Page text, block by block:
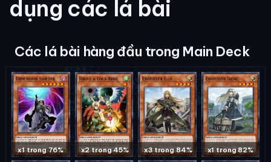
dụng các lá bài
Các lá bài hàng đầu trong Main Deck
x1 trong 76% x2 trong 45% x3 trong 84% x1 trong 82%